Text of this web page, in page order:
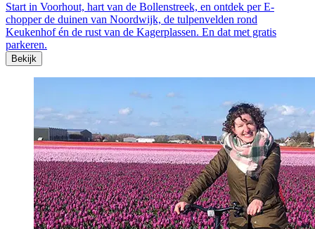
Start in Voorhout, hart van de Bollenstreek, en ontdek per E-
chopper de duinen van Noordwijk, de tulpenvelden rond
Keukenhof én de rust van de Kagerplassen. En dat met gratis
parkeren.
Bekijk